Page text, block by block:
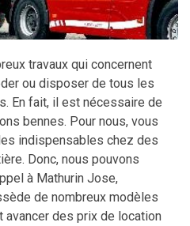
travaux qui concernent
ou disposer de tous les
En fait, il est nécessaire de
bennes. Pour nous, vous
indispensables chez des
Donc, nous pouvons
à Mathurin Jose,
de nombreux modèles
avancer des prix de location